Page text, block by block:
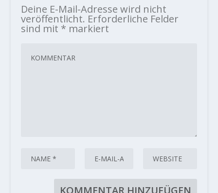
Deine E-Mail-Adresse wird nicht
veröffentlicht. Erforderliche Felder
sind mit * markiert